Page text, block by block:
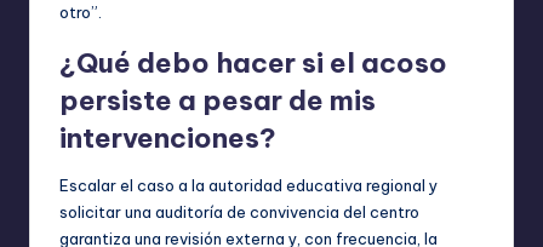
otro”.
¿Qué debo hacer si el acoso
persiste a pesar de mis
intervenciones?
Escalar el caso a la autoridad educativa regional y
solicitar una auditoría de convivencia del centro
garantiza una revisión externa y, con frecuencia, la